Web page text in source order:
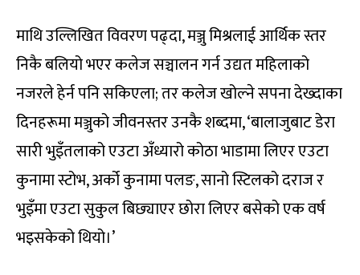
माथि उल्लिखित विवरण पढ्दा, मञ्जु मिश्रलाई आर्थिक स्तर
निकै बलियो भएर कलेज सञ्चालन गर्न उद्यत महिलाको
नजरले हेर्न पनि सकिएला; तर कलेज खोल्ने सपना देख्दाका
दिनहरूमा मञ्जुको जीवनस्तर उनकै शब्दमा, ‘बालाजुबाट डेरा
सारी भुइँतलाको एउटा अँध्यारो कोठा भाडामा लिएर एउटा
कुनामा स्टोभ, अर्को कुनामा पलङ, सानो स्टिलको दराज र
भुइँमा एउटा सुकुल बिछ्याएर छोरा लिएर बसेको एक वर्ष
भइसकेको थियो।’